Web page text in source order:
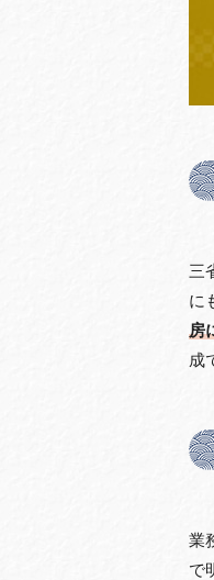
三
に
房
成
業
で